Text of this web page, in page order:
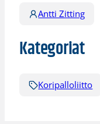
Antti Zitting
Kategoriat
Koripalloliitto